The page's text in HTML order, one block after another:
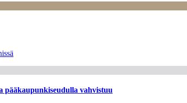
pääkaupunkiseudulla vahvistuu